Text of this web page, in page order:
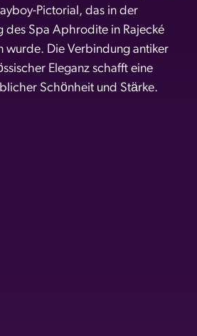
Pictorial, das in der
des Spa Aphrodite in Rajecké
wurde. Die Verbindung antiker
Eleganz schafft eine
Schönheit und Stärke.